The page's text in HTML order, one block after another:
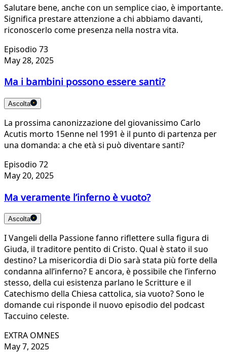
Salutare bene, anche con un semplice ciao, è importante.
Significa prestare attenzione a chi abbiamo davanti,
riconoscerlo come presenza nella nostra vita.
Episodio 73
May 28, 2025
Ma i bambini possono essere santi?
Ascolta
La prossima canonizzazione del giovanissimo Carlo
Acutis morto 15enne nel 1991 è il punto di partenza per
una domanda: a che età si può diventare santi?
Episodio 72
May 20, 2025
Ma veramente l’inferno è vuoto?
Ascolta
I Vangeli della Passione fanno riflettere sulla figura di
Giuda, il traditore pentito di Cristo. Qual è stato il suo
destino? La misericordia di Dio sarà stata più forte della
condanna all’inferno? E ancora, è possibile che l’inferno
stesso, della cui esistenza parlano le Scritture e il
Catechismo della Chiesa cattolica, sia vuoto? Sono le
domande cui risponde il nuovo episodio del podcast
Taccuino celeste.
EXTRA OMNES
May 7, 2025